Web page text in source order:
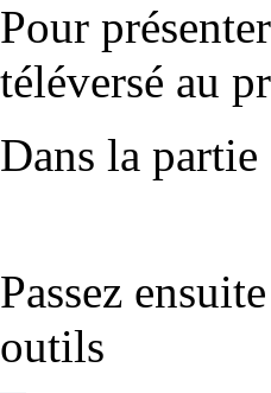
Pour
téléversé au
Dans la
Passez
outils